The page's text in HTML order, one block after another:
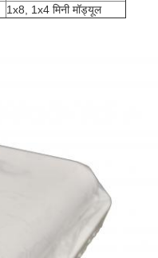
1x8, 1x4 मिनी मॉड्यूल